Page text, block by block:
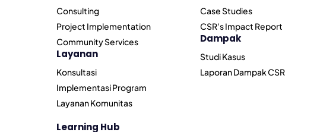
Consulting
Project Implementation
Community Services
Layanan
Konsultasi
Implementasi Program
Layanan Komunitas
Learning Hub
Case Studies
CSR’s Impact Report
Dampak
Studi Kasus
Laporan Dampak CSR